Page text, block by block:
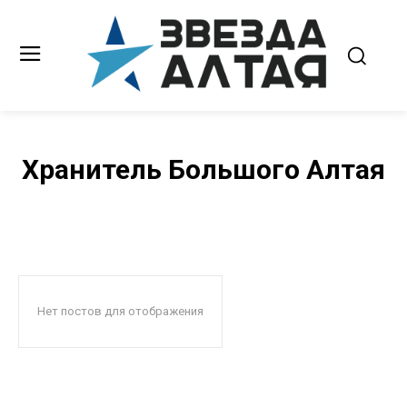
Хранитель Большого Алтая
Нет постов для отображения